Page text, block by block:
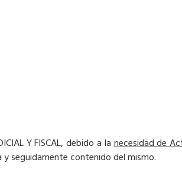
Y FISCAL, debido a lanecesidad de
seguidamente contenido del mismo.